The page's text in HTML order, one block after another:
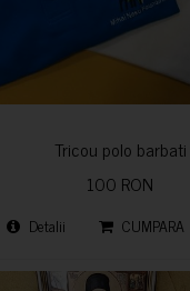
Tricou polo barbati
100 RON
Detalii CUMPARA